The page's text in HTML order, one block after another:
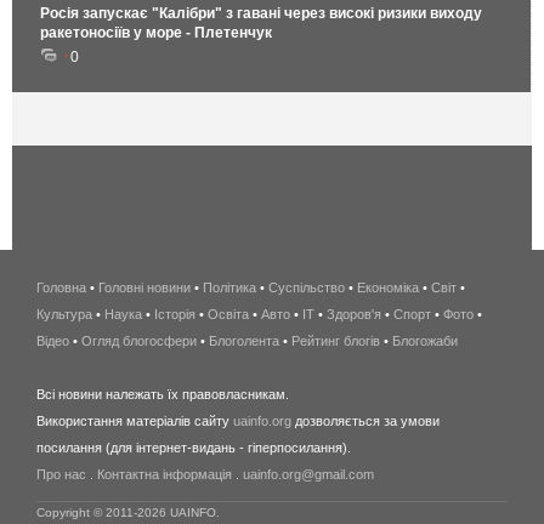
Росія запускає "Калібри" з гавані через високі ризики виходу
ракетоносіїв у море - Плетенчук
0
беспроводной
интернет
киев
wimax
в
Головна • Головні новини • Політика • Суспільство • Економіка • Світ •
Культура • Наука • Історія • Освіта • Авто • IT • Здоров'я • Спорт • Фото •
Відео • Огляд блогосфери • Блоголента • Рейтинг блогів • Блогожаби
Всі новини належать їх правовласникам.
Використання матеріалів сайту uainfo.org дозволяється за умови
посилання (для інтернет-видань - гіперпосилання).
Про нас
Контактна інформація uainfo.org@gmail.com
Copyright © 2011-2026 UAINFO.